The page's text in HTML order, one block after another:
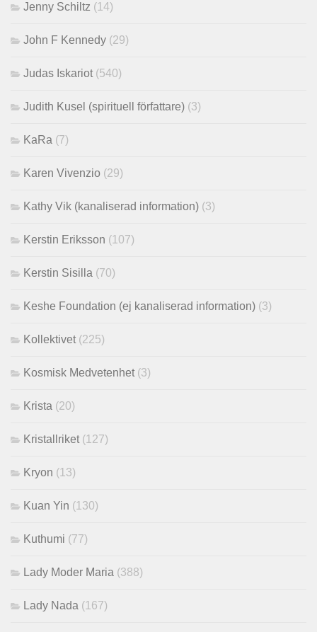
Jenny Schiltz (14)
John F Kennedy (29)
Judas Iskariot (540)
Judith Kusel (spirituell författare) (3)
KaRa (7)
Karen Vivenzio (29)
Kathy Vik (kanaliserad information) (3)
Kerstin Eriksson (107)
Kerstin Sisilla (70)
Keshe Foundation (ej kanaliserad information) (3)
Kollektivet (225)
Kosmisk Medvetenhet (3)
Krista (20)
Kristallriket (127)
Kryon (13)
Kuan Yin (130)
Kuthumi (77)
Lady Moder Maria (388)
Lady Nada (167)